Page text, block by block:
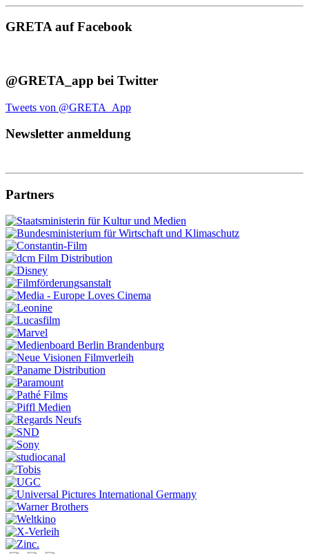
GRETA auf Facebook
@GRETA_app bei Twitter
Tweets von @GRETA_App
Newsletter anmeldung
Partners